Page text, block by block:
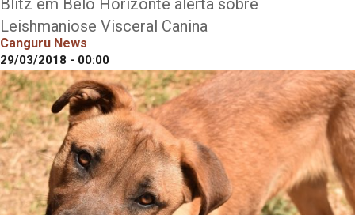
Blitz em Belo Horizonte alerta sobre
Leishmaniose Visceral Canina
Canguru News
29/03/2018 - 00:00